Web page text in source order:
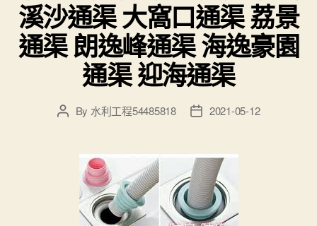
溪沙通渠 大窩口通渠 荔景
通渠 朗逸峰通渠 海逸豪園
通渠 迎海通渠
PostBy 水利工程54485818
Post2021-05-12